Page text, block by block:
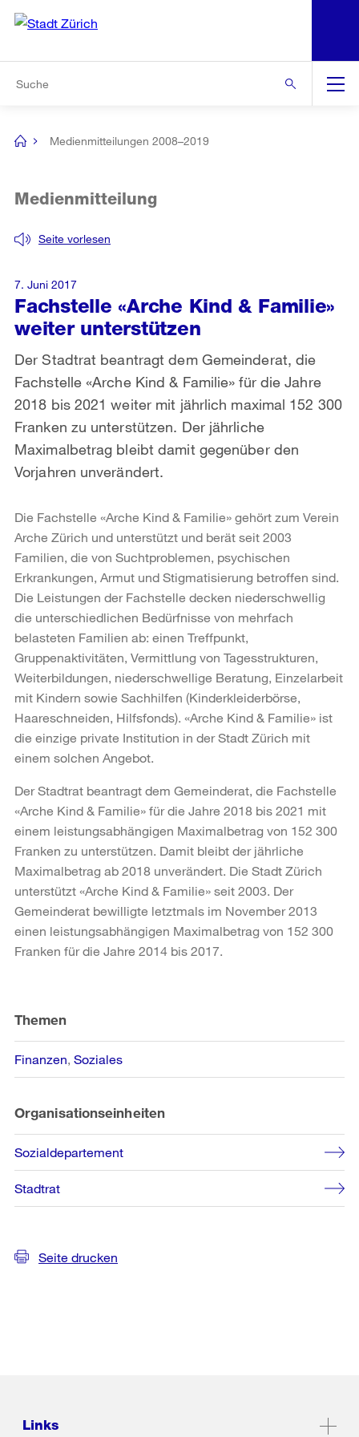
Navigation
[no
Medienmitteilungen 2008–2019
Fachstelle «Arche Kind & Familie»
weiter unterstützen
Seite vorlesen
Medienmitteilung
Der Stadtrat beantragt dem Gemeinderat, die
Fachstelle «Arche Kind & Familie» für die Jahre
2018 bis 2021 weiter mit jährlich maximal 152 300
Franken zu unterstützen. Der jährliche
Maximalbetrag bleibt damit gegenüber den
Vorjahren unverändert.
7. Juni 2017
Die Fachstelle «Arche Kind & Familie» gehört zum Verein
Arche Zürich und unterstützt und berät seit 2003
Familien, die von Suchtproblemen, psychischen
Erkrankungen, Armut und Stigmatisierung betroffen sind.
Die Leistungen der Fachstelle decken niederschwellig
die unterschiedlichen Bedürfnisse von mehrfach
belasteten Familien ab: einen Treffpunkt,
Gruppenaktivitäten, Vermittlung von Tagesstrukturen,
Weiterbildungen, niederschwellige Beratung, Einzelarbeit
mit Kindern sowie Sachhilfen (Kinderkleiderbörse,
Haareschneiden, Hilfsfonds). «Arche Kind & Familie» ist
die einzige private Institution in der Stadt Zürich mit
einem solchen Angebot.
Der Stadtrat beantragt dem Gemeinderat, die Fachstelle
«Arche Kind & Familie» für die Jahre 2018 bis 2021 mit
einem leistungsabhängigen Maximalbetrag von 152 300
Franken zu unterstützen. Damit bleibt der jährliche
Maximalbetrag ab 2018 unverändert. Die Stadt Zürich
unterstützt «Arche Kind & Familie» seit 2003. Der
Gemeinderat bewilligte letztmals im November 2013
einen leistungsabhängigen Maximalbetrag von 152 300
Franken für die Jahre 2014 bis 2017.
Informationen
Themen
Finanzen Soziales
Organisationseinheiten
Sozialdepartement
Stadtrat
Seite drucken
Links